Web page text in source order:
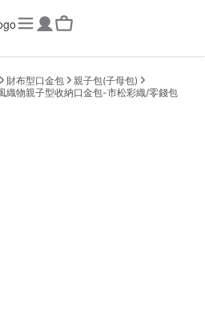
財布型口金包
親子包(子母包)
織物親子型收納口金包-市松彩織/零錢包